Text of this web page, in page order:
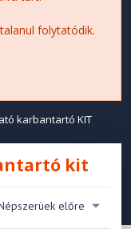
folytatódik.
karbantartó KIT
kit
előre